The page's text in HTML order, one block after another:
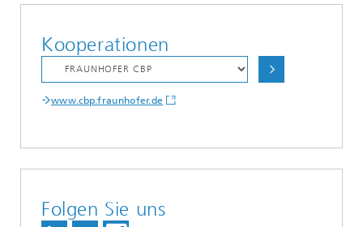
Kooperationen
www.cbp.fraunhofer.de
Folgen Sie uns